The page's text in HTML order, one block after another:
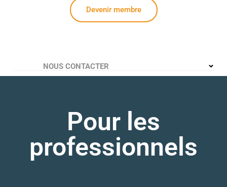
Devenir membre
NOUS CONTACTER
Pour les
professionnels